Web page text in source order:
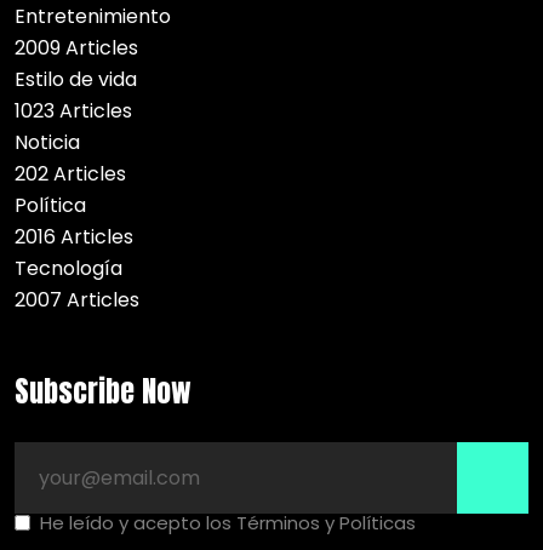
Entretenimiento
2009 Articles
Estilo de vida
1023 Articles
Noticia
202 Articles
Política
2016 Articles
Tecnología
2007 Articles
Subscribe Now
He leído y acepto los Términos y Políticas